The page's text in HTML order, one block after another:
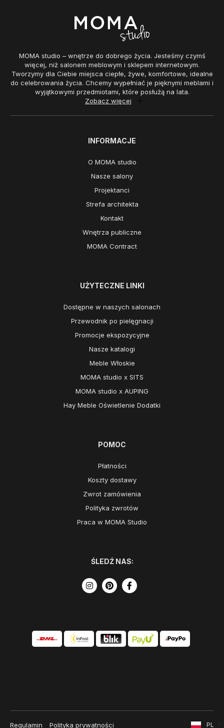
MOMA studio – wnętrze do dobrego życia. Jesteśmy czymś
więcej, niż salonem meblowym i sklepem internetowym.
Tworzymy dla Ciebie miejsca ciepłe, żywe, komfortowe, idealne
do celebrowania życia. Chcemy wypełniać je pięknymi meblami i
wyjątkowymi przedmiotami, które posłużą na lata.
Zobacz więcej
INFORMACJE
O MOMA studio
Nasze salony
Projektanci
Strefa architekta
Kontakt
Wnętrza publiczne
MOMA Contract
UŻYTECZNE LINKI
Dostępne w naszych salonach
Przewodnik po pielęgnacji
Promocje ekspozycyjne
Nasze katalogi
Meble Włoskie
MOMA studio x SITS
MOMA studio x AUPING
Hay Meble Oświetlenie Dodatki
POMOC
Płatności
Koszty dostawy
Zwrot zamówienia
Polityka zwrotów
Praca w MOMA Studio
ŚLEDŹ NAS:
Regulamin Polityka prywatności PL